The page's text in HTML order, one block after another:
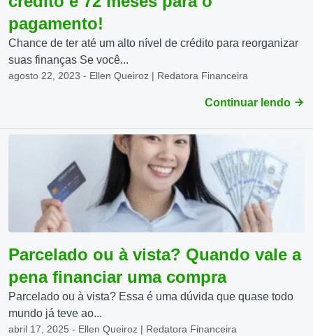
pagamento!
Chance de ter até um alto nível de crédito para reorganizar
suas finanças Se você...
agosto 22, 2023 - Ellen Queiroz | Redatora Financeira
Continuar lendo
Parcelado ou à vista? Quando vale a
pena financiar uma compra
Parcelado ou à vista? Essa é uma dúvida que quase todo
mundo já teve ao...
abril 17, 2025 - Ellen Queiroz | Redatora Financeira